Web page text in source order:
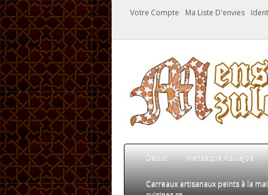
Votre Compte Ma Liste D'envies
Début Mensaque Azulejos
Carreaux artisanaux peints à la